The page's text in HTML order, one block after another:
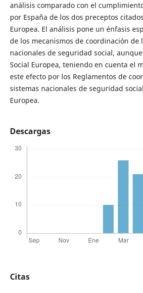
análisis comparado con el
por España de los dos preceptos
Europea. El análisis pone un énfasis
de los mecanismos de coordinación de
nacionales de seguridad social,
Social Europea, teniendo en cuenta el
este efecto por los Reglamentos de
sistemas nacionales de seguridad
Europea.
Descargas
Citas